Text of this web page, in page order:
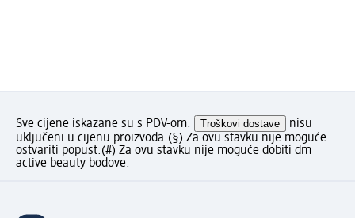
Sve cijene iskazane su s PDV-om. Troškovi dostave
nisu
uključeni u cijenu proizvoda.(§) Za ovu stavku nije moguće
ostvariti popust.(#) Za ovu stavku nije moguće dobiti dm
active beauty bodove.